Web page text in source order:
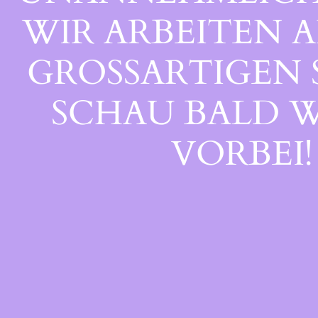
WIR ARBEITEN
GROSSARTIGEN
CHAU BALD
ORBEI!